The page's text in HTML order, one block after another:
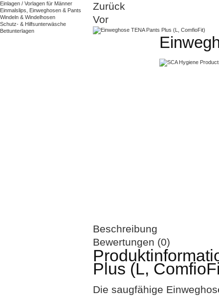
Einlagen / Vorlagen für Männer
Einmalslips, Einweghosen & Pants
Windeln & Windelhosen
Schutz- & Hilfsunterwäsche
Bettunterlagen
Zurück
Vor
Beschreibung
Bewertungen (0)
Plus (L,
Die saugfähige